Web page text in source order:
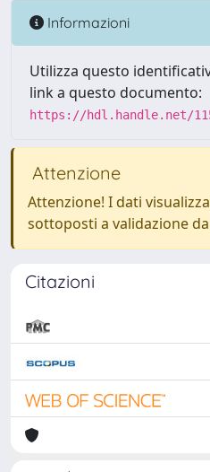
Informazioni
Utilizza questo
link a questo documento:
https://hdl.handle.net/
Attenzione
Attenzione! I dati
sottoposti a validazione
Citazioni